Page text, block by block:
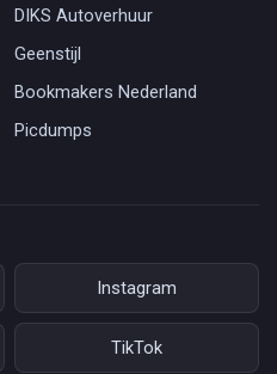
DIKS Autoverhuur
Geenstijl
Bookmakers Nederland
Picdumps
Instagram
TikTok